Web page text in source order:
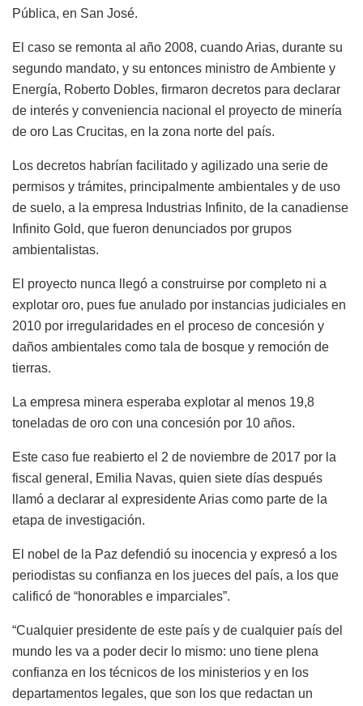
Pública, en San José.
El caso se remonta al año 2008, cuando Arias, durante su
segundo mandato, y su entonces ministro de Ambiente y
Energía, Roberto Dobles, firmaron decretos para declarar
de interés y conveniencia nacional el proyecto de minería
de oro Las Crucitas, en la zona norte del país.
Los decretos habrían facilitado y agilizado una serie de
permisos y trámites, principalmente ambientales y de uso
de suelo, a la empresa Industrias Infinito, de la canadiense
Infinito Gold, que fueron denunciados por grupos
ambientalistas.
El proyecto nunca llegó a construirse por completo ni a
explotar oro, pues fue anulado por instancias judiciales en
2010 por irregularidades en el proceso de concesión y
daños ambientales como tala de bosque y remoción de
tierras.
La empresa minera esperaba explotar al menos 19,8
toneladas de oro con una concesión por 10 años.
Este caso fue reabierto el 2 de noviembre de 2017 por la
fiscal general, Emilia Navas, quien siete días después
llamó a declarar al expresidente Arias como parte de la
etapa de investigación.
El nobel de la Paz defendió su inocencia y expresó a los
periodistas su confianza en los jueces del país, a los que
calificó de “honorables e imparciales”.
“Cualquier presidente de este país y de cualquier país del
mundo les va a poder decir lo mismo: uno tiene plena
confianza en los técnicos de los ministerios y en los
departamentos legales, que son los que redactan un